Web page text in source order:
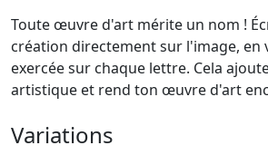
Toute œuvre d'art mérite un nom !
création directement sur l'image, en
exercée sur chaque lettre. Cela
artistique et rend ton œuvre d'art
Variations